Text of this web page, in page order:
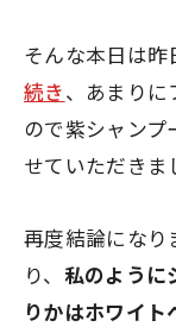
そんな本日は
続き、あまりに
ので紫シャンプ
せていただきま
再度結論になり
り、 私のように
りかはホワイ